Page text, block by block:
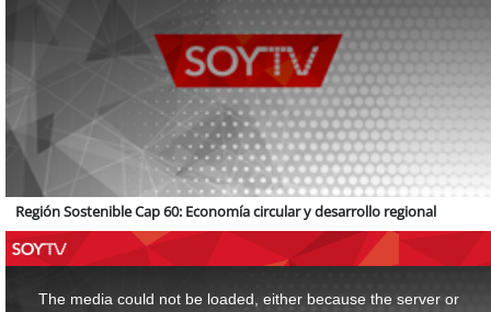
Región Sostenible Cap 60: Economía circular y desarrollo regional
The media could not be loaded, either because the server or